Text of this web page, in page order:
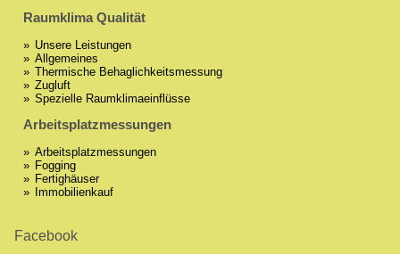
Raumklima Qualität
Unsere Leistungen
Allgemeines
Thermische Behaglichkeitsmessung
Zugluft
Spezielle Raumklimaeinflüsse
Arbeitsplatzmessungen
Arbeitsplatzmessungen
Fogging
Fertighäuser
Immobilienkauf
Facebook